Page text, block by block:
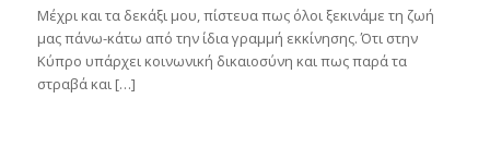
Μέχρι και τα δεκάξι μου, πίστευα πως όλοι ξεκινάμε τη ζωή
μας πάνω-κάτω από την ίδια γραμμή εκκίνησης. Ότι στην
Κύπρο υπάρχει κοινωνική δικαιοσύνη και πως παρά τα
στραβά και […]